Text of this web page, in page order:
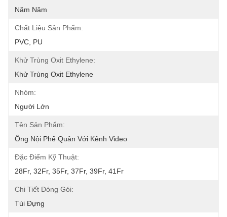
Năm Năm
Chất Liệu Sản Phẩm:
PVC, PU
Khử Trùng Oxit Ethylene:
Khử Trùng Oxit Ethylene
Nhóm:
Người Lớn
Tên Sản Phẩm:
Ống Nội Phế Quản Với Kênh Video
Đặc Điểm Kỹ Thuật:
28Fr, 32Fr, 35Fr, 37Fr, 39Fr, 41Fr
Chi Tiết Đóng Gói:
Túi Đựng